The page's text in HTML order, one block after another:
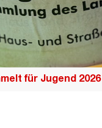
für Jugend 2026